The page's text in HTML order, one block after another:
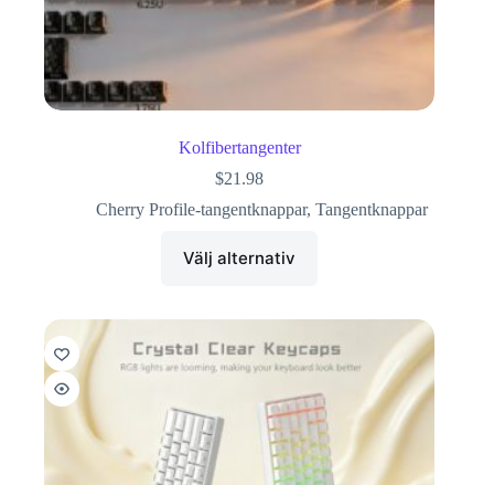
Kolfibertangenter
$21.98
Cherry Profile-tangentknappar, Tangentknappar
Välj alternativ